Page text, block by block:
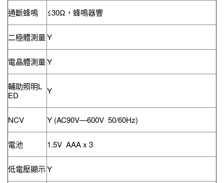
通斷蜂鳴 ≤30Ω，蜂鳴器響
二極體測量Y
電晶體測量Y
輔助照明L
ED
Y
NCV Y (AC90V—600V 50/60Hz)
電池 1.5V AAA x 3
低電壓顯示Y